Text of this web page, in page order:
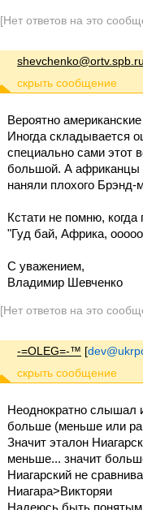
[Нет ответов на это
Вероятно
Иногда складывается
специально сами этот
большой. А африканцы
наняли плохого
Кстати не помню,
"Гуд бай, Африка,
С уважением,
Владимир Шевченко
[Нет ответов на это
-=OLEG=-™ [
Неоднократно слышал
больше (меньше или
Значит эталон
меньше... значит
Ниагарский не
Ниагара>Викторяи
Надеюсь быть